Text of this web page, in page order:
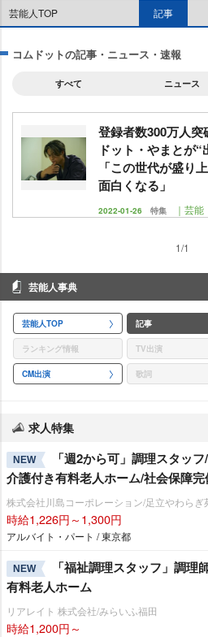
芸能人TOP 記事
コムドットの記事・ニュース・速報
すべて ニュース
登録者数300万人
ドット・やまとが
「この世代が盛り
面白くなる」
2022-01-26 特集 ｜芸能
1/1
芸能人事典
芸能人TOP 記事
ランキング情報 TV出演
CM出演 歌詞
求人特集
NEW
「週2から可」調理スタッ
介護付き有料老人ホーム/社会保障完
株式会社川島コーポレーション/足立やわらぎ
時給1,226円～1,300円
アルバイト・パート / 東京都
NEW
「福祉調理スタッフ」調理
有料老人ホーム
リアレイト 株式会社/みらいふ福田
時給1,200円～